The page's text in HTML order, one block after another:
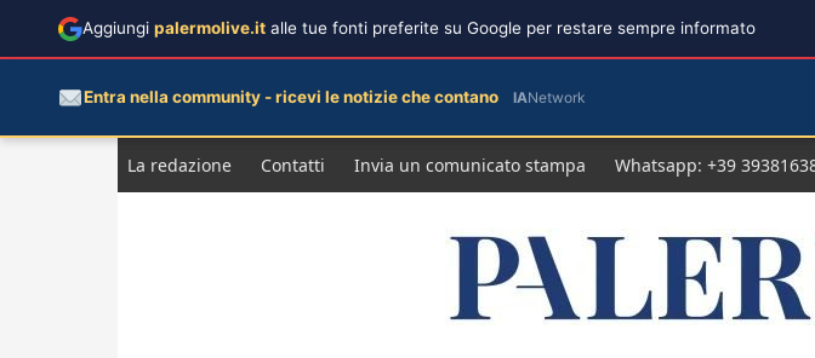
La redazione Contatti Invia un comunicato stampa Whatsapp: +39
Aggiungi palermolive.it alle tue fonti preferite su Google per restare sempre informato
Entra nella community - ricevi le notizie che contano IANetwork